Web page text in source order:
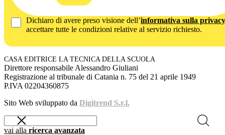
Dichiaro di avere preso visione dell’informativa sulla privacy
accettare tutte le condizioni relative al servizio richiesto.
CASA EDITRICE LA TECNICA DELLA SCUOLA
Direttore responsabile Alessandro Giuliani
Registrazione al tribunale di Catania n. 75 del 21 aprile 1949
P.IVA 02204360875
Sito Web sviluppato da Digitrend S.r.l.
vai alla ricerca avanzata